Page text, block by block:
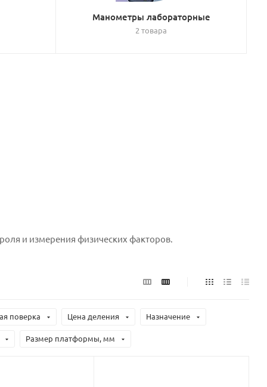
Манометры лабораторные
2 товара
и измерения физических факторов.
поверка Цена деления Назначение
Размер платформы, мм